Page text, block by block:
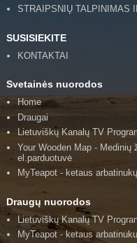
STRAIPSNIŲ TALPINIMAS
SUSISIEKITE
KONTAKTAI
Svetainės nuorodos
Home
Draugai
Lietuviškų Kanalų TV
Your Wooden Map - Medinių
el.parduotuvė
MyTeapot - ketaus
Draugų nuorodos
Lietuviškų Kanalų TV
MyTeapot - ketaus